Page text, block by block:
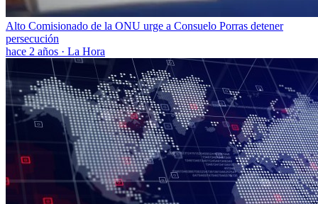
Alto Comisionado de la ONU urge a Consuelo Porras detener
persecución
hace 2 años · La Hora